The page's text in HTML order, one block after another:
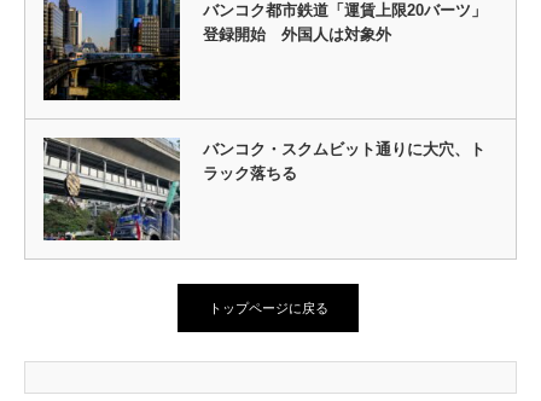
バンコク都市鉄道「運賃上限20バーツ」
登録開始 外国人は対象外
バンコク・スクムビット通りに大穴、ト
ラック落ちる
トップページに戻る